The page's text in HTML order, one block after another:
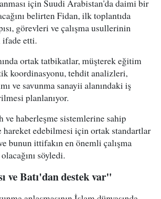
için Suudi Arabistan'da daimi bir
belirten Fidan, ilk toplantıda
görevleri ve çalışma usullerinin
etti.
ortak tatbikatlar, müşterek eğitim
koordinasyonu, tehdit analizleri,
ve savunma sanayii alanındaki iş
planlanıyor.
ve haberleşme sistemlerine sahip
edebilmesi için ortak standartlar
bunun ittifakın en önemli çalışma
söyledi.
ve Batı'dan destek var"